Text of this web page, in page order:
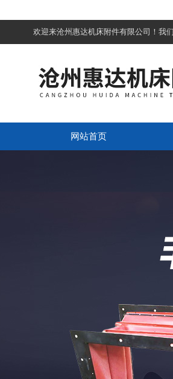
欢迎来沧州惠达机床附件有限公司！我
网站首页